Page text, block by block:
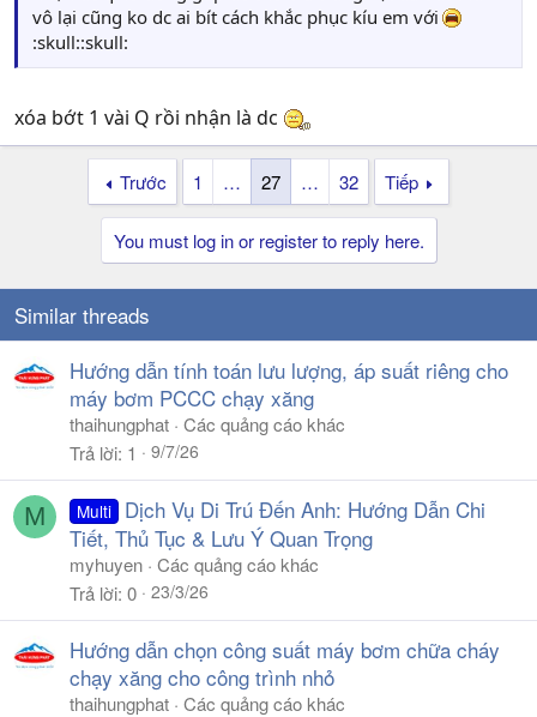
vô lại cũng ko dc ai bít cách khắc phục kíu em với
:skull::skull:
xóa bớt 1 vài Q rồi nhận là dc
Trước 1 … 27 … 32 Tiếp
You must log in or register to reply here.
Similar threads
Hướng dẫn tính toán lưu lượng, áp suất riêng cho
máy bơm PCCC chạy xăng
thaihungphat Các quảng cáo khác
Trả lời 1 9/7/26
M Multi
Dịch Vụ Di Trú Đến Anh: Hướng Dẫn Chi
Tiết, Thủ Tục & Lưu Ý Quan Trọng
myhuyen Các quảng cáo khác
Trả lời 0 23/3/26
Hướng dẫn chọn công suất máy bơm chữa cháy
chạy xăng cho công trình nhỏ
thaihungphat Các quảng cáo khác